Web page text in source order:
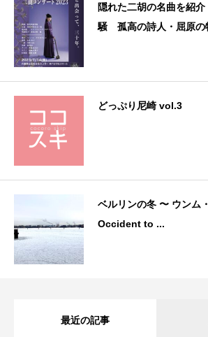
隠れた二胡の名曲を紹
騒 孤高の詩人・屈原の
どっぷり尼崎 vol.3
ベルリンの冬 〜 ウンム
Occident to ...
最近の記事